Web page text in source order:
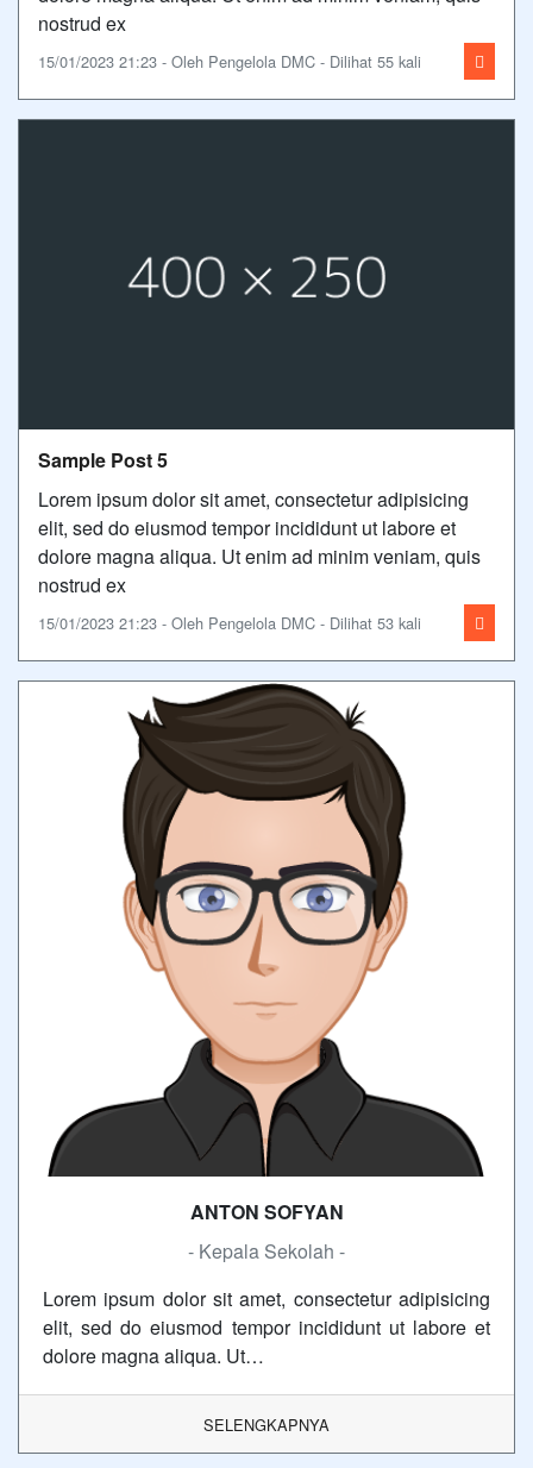
nostrud ex
15/01/2023 21:23 - Oleh Pengelola DMC - Dilihat 55 kali
Sample Post 5
Lorem ipsum dolor sit amet, consectetur adipisicing
elit, sed do eiusmod tempor incididunt ut labore et
dolore magna aliqua. Ut enim ad minim veniam, quis
nostrud ex
15/01/2023 21:23 - Oleh Pengelola DMC - Dilihat 53 kali
ANTON SOFYAN
- Kepala Sekolah -
Lorem ipsum dolor sit amet, consectetur adipisicing
elit, sed do eiusmod tempor incididunt ut labore et
dolore magna aliqua. Ut…
SELENGKAPNYA